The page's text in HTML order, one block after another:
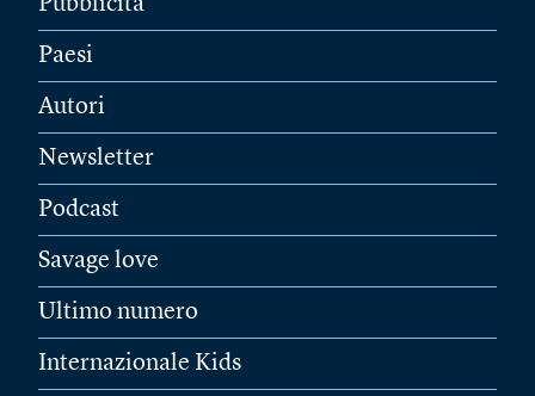
Pubblicità
Paesi
Autori
Newsletter
Podcast
Savage love
Ultimo numero
Internazionale Kids